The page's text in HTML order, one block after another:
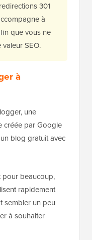
301
à
que vous ne
SEO.
à
une
créée par Google
blog gratuit avec
pour beaucoup,
rapidement
sembler un peu
à souhaiter